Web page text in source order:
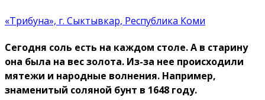
«Трибуна», г. Сыктывкар, Республика Коми
Сегодня соль есть на каждом столе. А в старину
она была на вес золота. Из-за нее происходили
мятежи и народные волнения. Например,
знаменитый соляной бунт в 1648 году.